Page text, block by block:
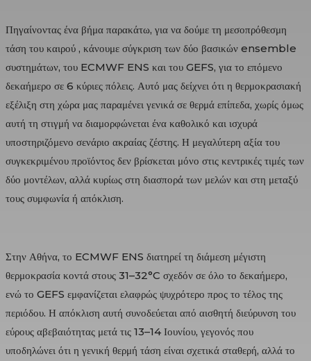
Πηγαίνοντας ένα βήμα παρακάτω, για να δούμε τη μεσοπρόθεσμη
τάση του καιρού , κάνουμε σύγκριση των δύο βασικών ensemble
συστημάτων, του ECMWF ENS και του GEFS, για το επόμενο
δεκαήμερο σε 6 κύριες πόλεις. Αυτό μας δείχνει ότι η θερμοκρασιακή
εξέλιξη στη χώρα μας παραμένει γενικά σε θερμά επίπεδα, χωρίς όμως
αυτή τη στιγμή να διαμορφώνεται ένα καθολικό και ισχυρά
υποστηριζόμενο σενάριο ακραίας ζέστης. Η μεγαλύτερη αξία του
συγκεκριμένου προϊόντος δεν βρίσκεται μόνο στις κεντρικές τιμές των
δύο μοντέλων, αλλά κυρίως στη διασπορά των μελών και στη μεταξύ
τους συμφωνία ή απόκλιση.
Στην Αθήνα, το ECMWF ENS διατηρεί τη διάμεση μέγιστη
θερμοκρασία κοντά στους 31–32°C σχεδόν σε όλο το δεκαήμερο,
ενώ το GEFS εμφανίζεται ελαφρώς ψυχρότερο προς το τέλος της
περιόδου. Η απόκλιση αυτή συνοδεύεται από αισθητή διεύρυνση του
εύρους αβεβαιότητας μετά τις 13–14 Ιουνίου, γεγονός που
υποδηλώνει ότι η γενική θερμή τάση είναι σχετικά σταθερή, αλλά το